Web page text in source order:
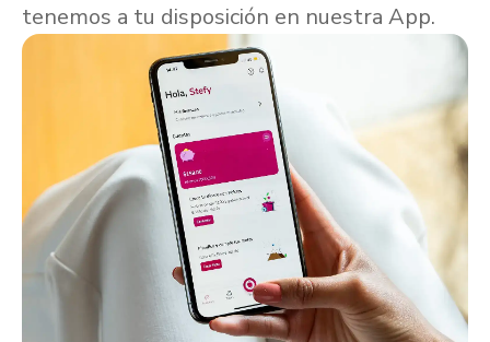
tenemos a tu disposición en nuestra App.